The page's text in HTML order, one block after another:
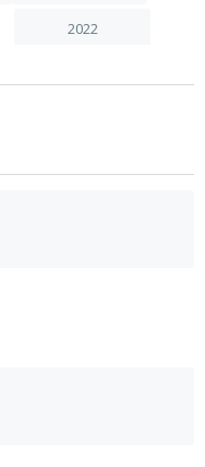
2022